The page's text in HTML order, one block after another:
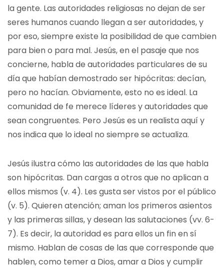
la gente. Las autoridades religiosas no dejan de ser
seres humanos cuando llegan a ser autoridades, y
por eso, siempre existe la posibilidad de que cambien
para bien o para mal. Jesús, en el pasaje que nos
concierne, habla de autoridades particulares de su
día que habían demostrado ser hipócritas: decían,
pero no hacían. Obviamente, esto no es ideal. La
comunidad de fe merece líderes y autoridades que
sean congruentes. Pero Jesús es un realista aquí y
nos indica que lo ideal no siempre se actualiza.
Jesús ilustra cómo las autoridades de las que habla
son hipócritas. Dan cargas a otros que no aplican a
ellos mismos (v. 4). Les gusta ser vistos por el público
(v. 5). Quieren atención; aman los primeros asientos
y las primeras sillas, y desean las salutaciones (vv. 6-
7). Es decir, la autoridad es para ellos un fin en sí
mismo. Hablan de cosas de las que corresponde que
hablen, como temer a Dios, amar a Dios y cumplir